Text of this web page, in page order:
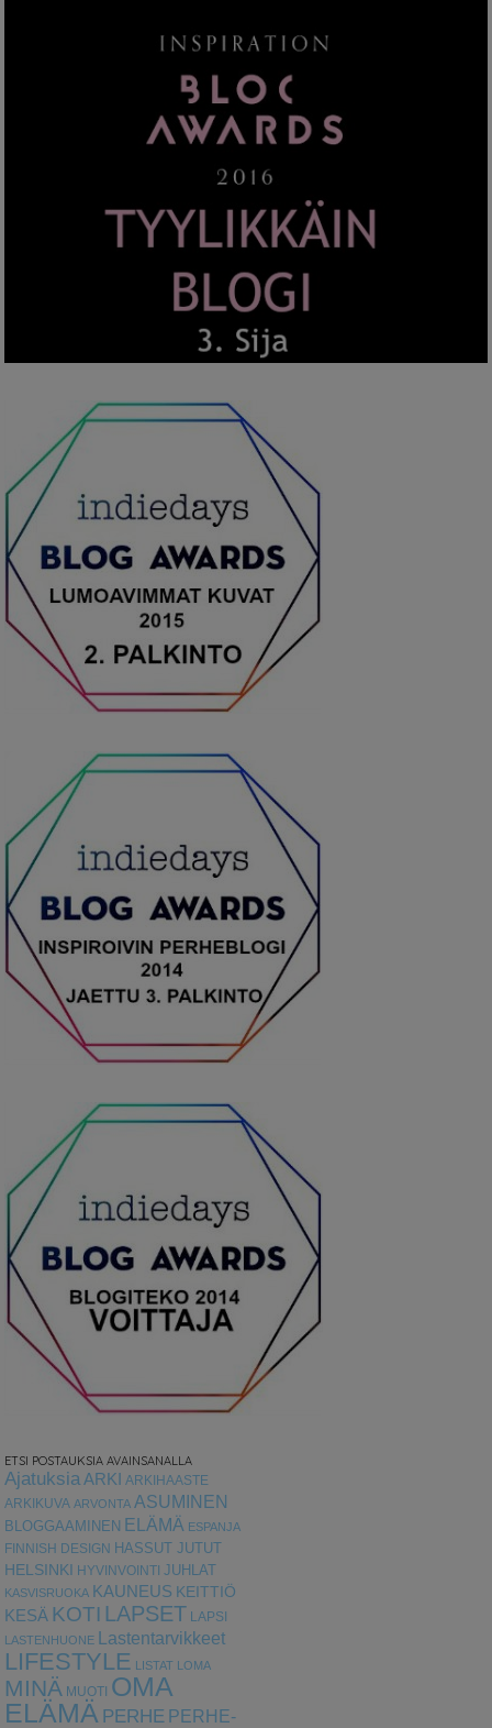
ETSI POSTAUKSIA AVAINSANALLA
AjatuksiaARKI ARKIHAASTE
ARKIKUVA ARVONTA ASUMINEN
BLOGGAAMINEN ELÄMÄ ESPANJA
FINNISH DESIGN HASSUT JUTUT
HELSINKI
HYVINVOINTI JUHLAT
KASVISRUOKA KAUNEUS KEITTIÖ
KESÄ KOTI LAPSET LAPSI
LASTENHUONE Lastentarvikkeet
LIFESTYLE LISTAT LOMA
MINÄ MUOTI OMA
ELÄMÄ PERHE PERHE-